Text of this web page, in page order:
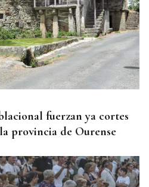
fuerzan ya cortes
provincia de Ourense